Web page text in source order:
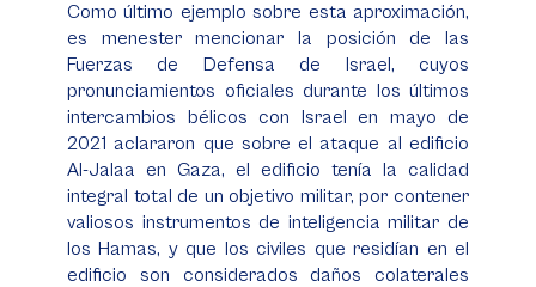
Como último ejemplo sobre esta aproximación,
es menester mencionar la posición de las
Fuerzas de Defensa de Israel, cuyos
pronunciamientos oficiales durante los últimos
intercambios bélicos con Israel en mayo de
2021 aclararon que sobre el ataque al edificio
Al-Jalaa en Gaza, el edificio tenía la calidad
integral total de un objetivo militar, por contener
valiosos instrumentos de inteligencia militar de
los Hamas, y que los civiles que residían en el
edificio son considerados daños colaterales